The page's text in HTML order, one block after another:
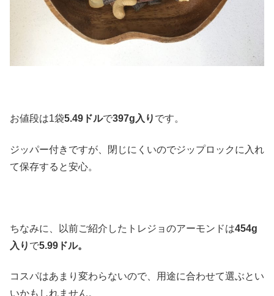
お値段は1袋5.49ドルで397g入り です。
ジッパー付きですが、閉じにくいのでジップロックに入れ
て保存すると安心。
ちなみに、以前ご紹介したトレジョのアーモンドは454g
入り で5.99ドル。
コスパはあまり変わらないので、用途に合わせて選ぶとい
いかもしれません。